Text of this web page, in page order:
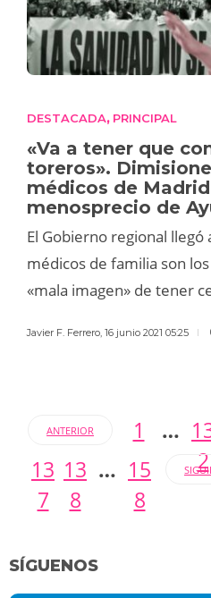
DESTACADA, PRINCIPAL
«Va a tener que
toreros».
médicos de
menosprecio de
El Gobierno regional llegó
médicos de familia son
«mala imagen» de tener
Javier F. Ferrero, 16 junio 2021 05:25
ANTERIOR 1 …
2
13
7
13
8
… 15
8
SÍGUENOS